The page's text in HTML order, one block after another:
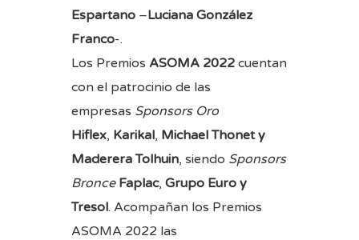
Espartano –Luciana González
Franco-.
Los Premios ASOMA 2022 cuentan
con el patrocinio de las
empresas Sponsors Oro
Hiflex, Karikal, Michael Thonet y
Maderera Tolhuin, siendo Sponsors
Bronce Faplac, Grupo Euro y
Tresol. Acompañan los Premios
ASOMA 2022 las